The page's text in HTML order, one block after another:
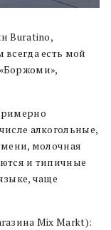
Buratino,
есть мой
алкогольные,
молочная
и типичные
чаще
Mix Markt):